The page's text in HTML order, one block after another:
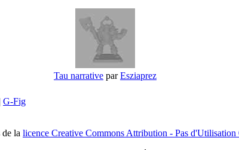
Tau narrative parEsziaprez
G-Fig
la licence Creative Commons Attribution - Pas